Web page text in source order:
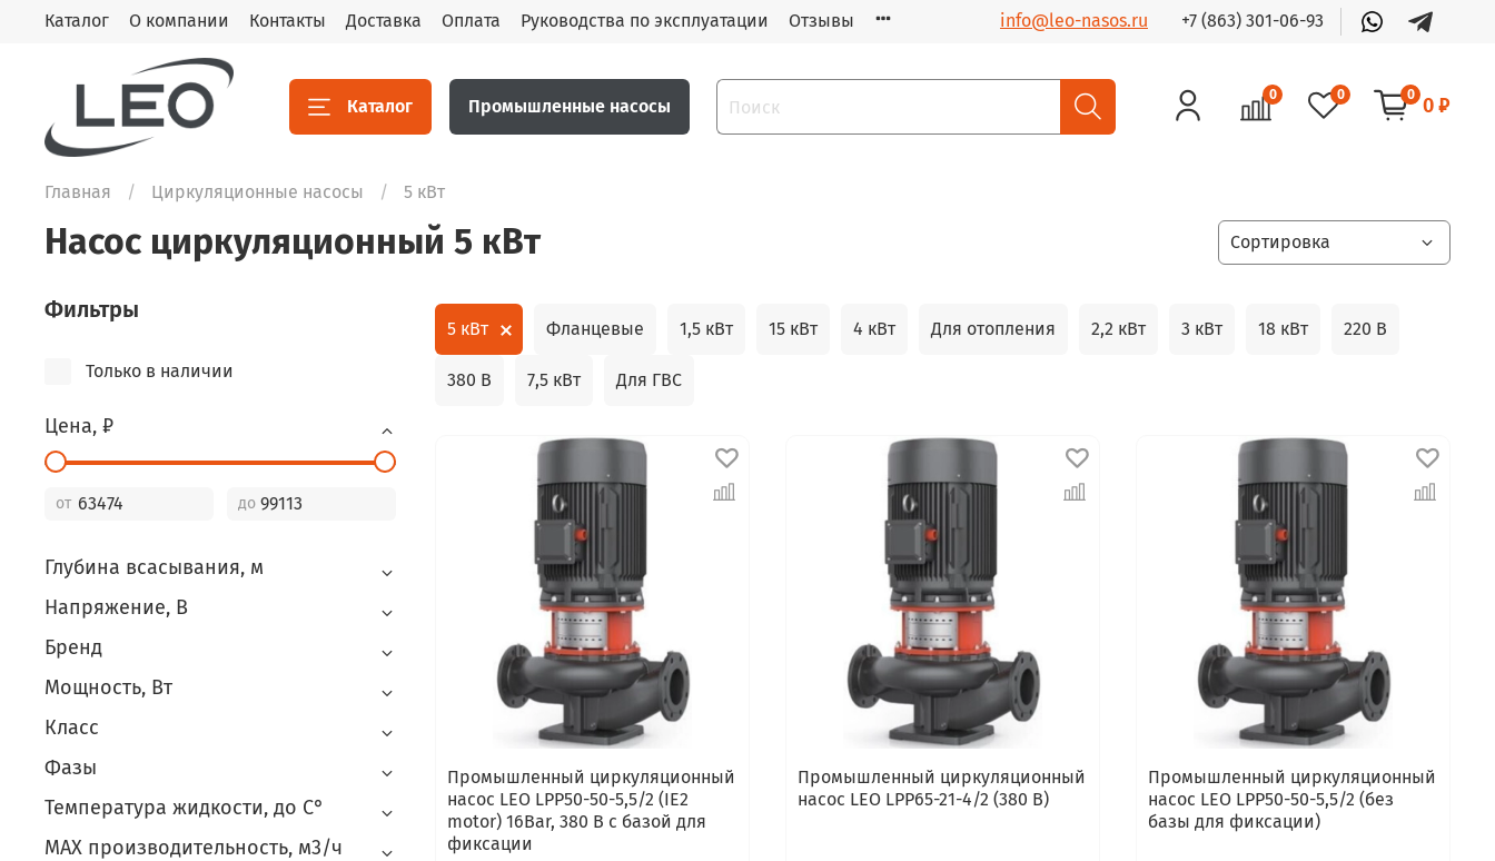
Каталог О компании Контакты Доставка Оплата Руководства по эксплуатации Отзывы info@leo-nasos.ru +7 (863) 301-06-93
Каталог Промышленные насосы
0 0 0 0 ₽
Главная Циркуляционные насосы 5 кВт
Насос циркуляционный 5 кВт
5 кВт Фланцевые 1,5 кВт 15 кВт 4 кВт Для отопления 2,2 кВт 3 кВт 18 кВт 220 В
380 В 7,5 кВт Для ГВС
Промышленный циркуляционный
насос LEO LPP50-50-5,5/2 (IE2
motor) 16Bar, 380 В с базой для
фиксации
Промышленный циркуляционный
насос LEO LPP65-21-4/2 (380 В)
Промышленный циркуляционный
насос LEO LPP50-50-5,5/2 (без
базы для фиксации)
Фильтры
Только в наличии
Цена, ₽
от до
Глубина всасывания, м
Напряжение, В
Бренд
Мощность, Вт
Класс
Фазы
Температура жидкости, до С°
MAX производительность, м3/ч